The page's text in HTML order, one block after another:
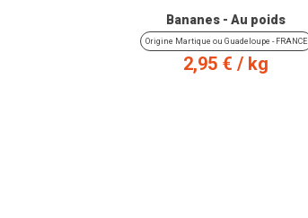
Bananes - Au poids
Origine Martique ou Guadeloupe - FRANCE
Prix
2,95 € / kg